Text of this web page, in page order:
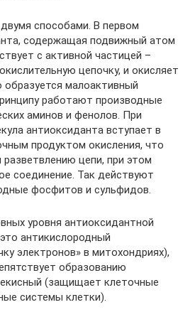
способами. В первом
содержащая подвижный атом
с активной частицей –
цепочку, и окисляет
образуется малоактивный
работают производные
аминов и фенолов. При
антиоксиданта вступает в
продуктом окисления, что
разветвлению цепи, при этом
соединение. Так действуют
фосфитов и сульфидов.
уровня антиоксидантной
антикислородный
электронов» в митохондриях),
образованию
(защищает клеточные
системы клетки).